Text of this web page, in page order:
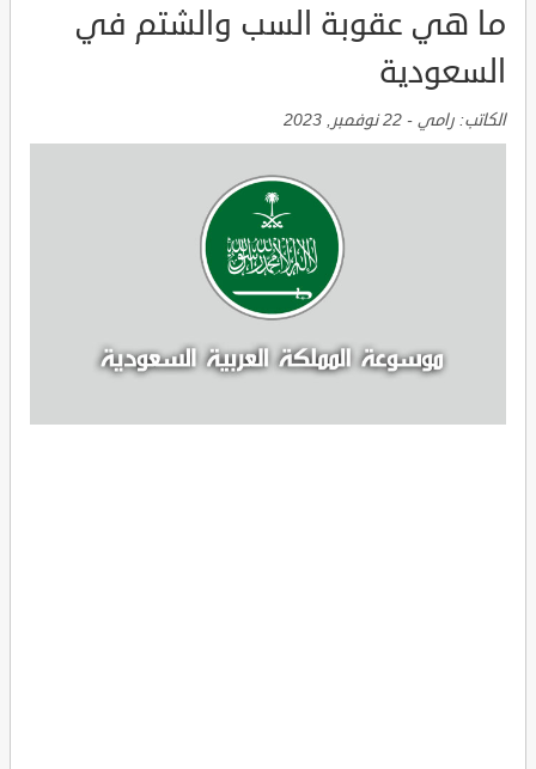
ما هي عقوبة السب والشتم في
السعودية
الكاتب: رامي - 22 نوفمبر, 2023